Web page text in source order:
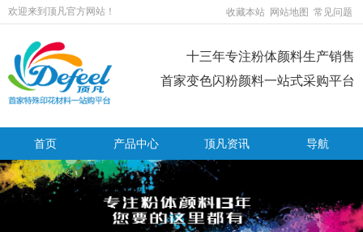
欢迎来到顶凡官方网站！ 收藏本站 网站地图 常见问题
十三年专注粉体颜料生产销售
首家变色闪粉颜料一站式采购平台
首页 产品中心 顶凡资讯 导航